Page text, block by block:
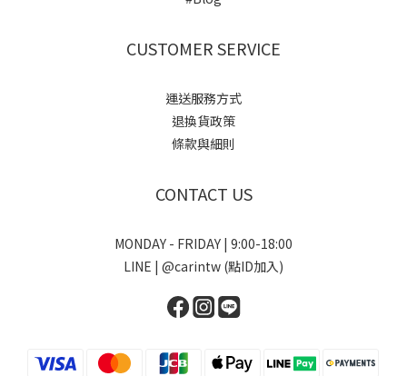
CUSTOMER SERVICE
運送服務方式
退換貨政策
條款與細則
CONTACT US
MONDAY - FRIDAY | 9:00-18:00
LINE | @carintw (點ID加入)